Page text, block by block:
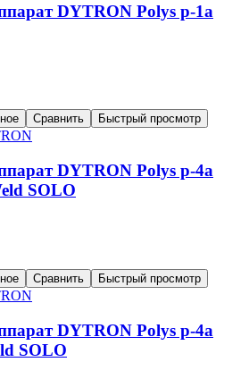
DYTRON Polys p-1a
Сравнить Быстрый просмотр
DYTRON Polys p-4a
SOLO
Сравнить Быстрый просмотр
DYTRON Polys p-4a
SOLO